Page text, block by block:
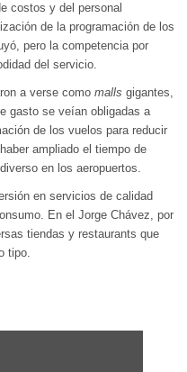
costos y del personal
de la programación de los
pero la competencia por
del servicio.
a verse como malls gigantes,
gasto se veían obligadas a
de los vuelos para reducir
ampliado el tiempo de
en los aeropuertos.
en servicios de calidad
En el Jorge Chávez, por
tiendas y restaurants que
tipo.